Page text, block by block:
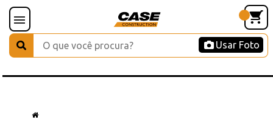
Usar Foto